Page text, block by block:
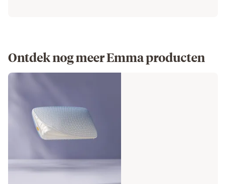
Ontdek nog meer Emma producten